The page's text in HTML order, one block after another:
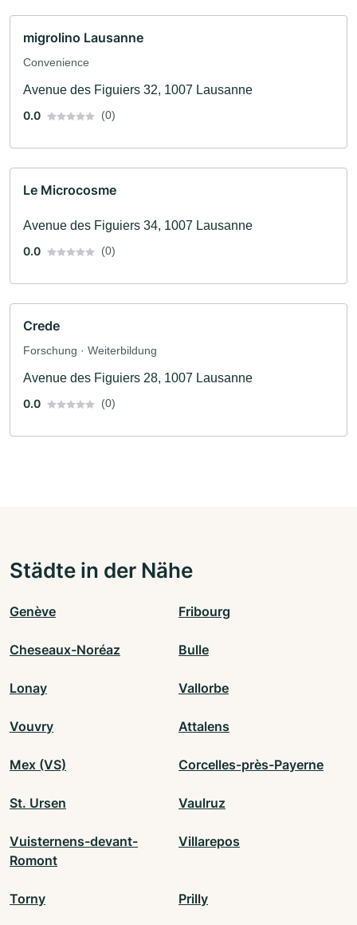
migrolino Lausanne
Convenience
Avenue des Figuiers 32, 1007 Lausanne
0.0
(0)
Le Microcosme
Avenue des Figuiers 34, 1007 Lausanne
0.0
(0)
Crede
Forschung · Weiterbildung
Avenue des Figuiers 28, 1007 Lausanne
0.0
(0)
Städte in der Nähe
Genève Fribourg
Cheseaux-Noréaz Bulle
Lonay Vallorbe
Vouvry Attalens
Mex (VS) Corcelles-près-Payerne
St. Ursen Vaulruz
Vuisternens-devant-
Romont
Villarepos
Torny Prilly